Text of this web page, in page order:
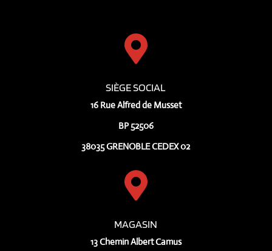

SIÈGE SOCIAL
16 Rue Alfred de Musset
BP 52506
38035 GRENOBLE CEDEX 02

MAGASIN
13 Chemin Albert Camus